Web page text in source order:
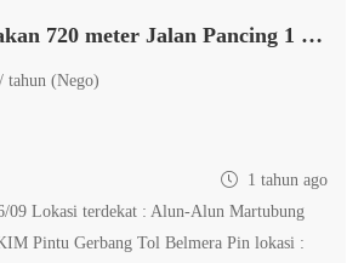
Gudang Disewakan 720 meter Jalan Pancing 1 Martubung
/ tahun (Nego)
1 tahun ago
09 Lokasi terdekat : Alun-Alun Martubung
Pintu Gerbang Tol Belmera Pin lokasi :